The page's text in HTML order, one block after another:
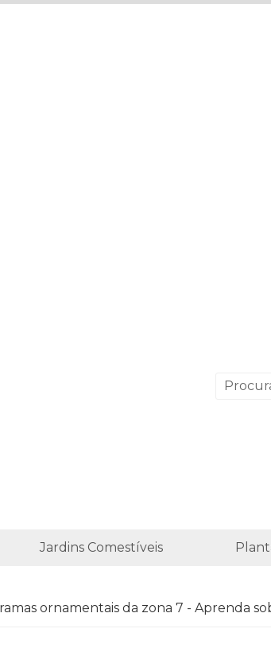
Jardins Comestíveis
ornamentais da zona 7 - Aprenda